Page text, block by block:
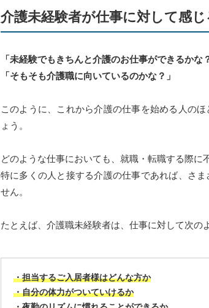
介護未経験者が仕事に対して感
「未経験でもきちんと介護のお仕事ができるかな
「そもそも介護職に向いているのかな？」
このように、これから介護の仕事を始める人の
ょう。
どのような仕事においても、就職・転職する際に
特に多くの人と接する介護の仕事であれば、さ
せん。
たとえば、介護職未経験者は、仕事に対して次の
・担当するご入居者様はどんな方か
・自分の体力がついていけるか